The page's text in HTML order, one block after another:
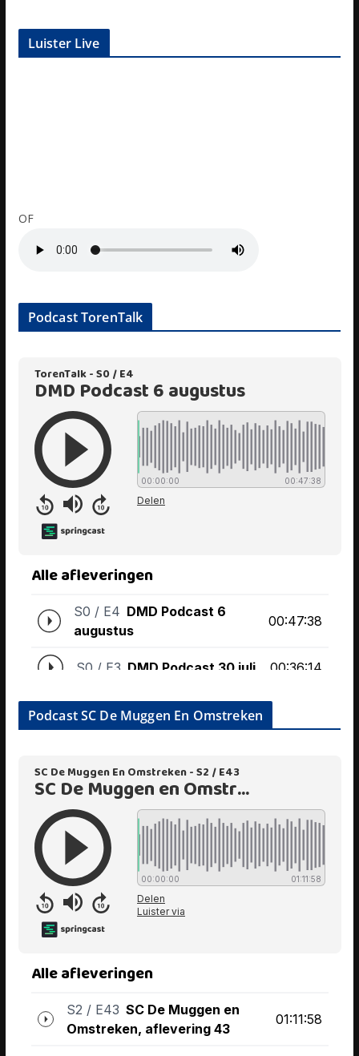
Luister Live
OF
Podcast TorenTalk
Podcast SC De Muggen En Omstreken